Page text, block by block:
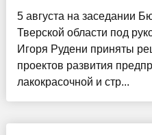
5 августа на заседании
Тверской области под
Игоря Рудени приняты
проектов развития
лакокрасочной и стр...